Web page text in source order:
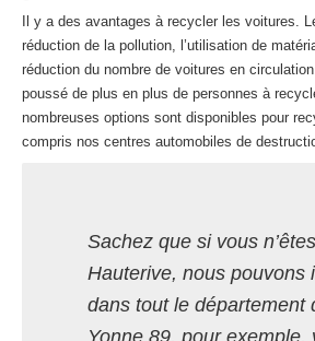
Il y a des avantages à recycler les voitures.
réduction de la pollution, l’utilisation de
réduction du nombre de voitures en
poussé de plus en plus de personnes à
nombreuses options sont disponibles pour
compris nos centres automobiles de
Sachez que si vous
Hauterive, nous pouvons
dans tout le département
Yonne 89, pour exemple,